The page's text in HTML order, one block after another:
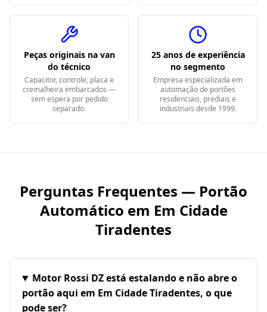
Peças originais na van
do técnico
Capacitor, controle, placa e
cremalheira embarcados —
sem espera por pedido
separado.
25 anos de experiência
no segmento
Empresa especializada em
automação de portões
residenciais, prediais e
industriais desde 1999.
Perguntas Frequentes — Portão
Automático em Em Cidade
Tiradentes
Motor Rossi DZ está estalando e não abre o
portão aqui em Em Cidade Tiradentes, o que
pode ser?